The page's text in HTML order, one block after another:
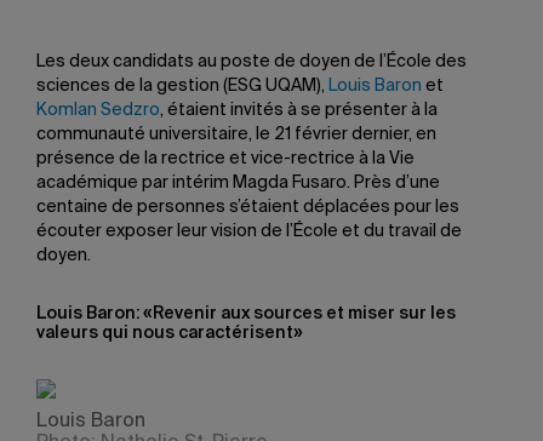
Les deux candidats au poste de doyen de l’École des
sciences de la gestion (ESG UQAM), Louis Baron et
Komlan Sedzro, étaient invités à se présenter à la
communauté universitaire, le 21 février dernier, en
présence de la rectrice et vice-rectrice à la Vie
académique par intérim Magda Fusaro. Près d’une
centaine de personnes s’étaient déplacées pour les
écouter exposer leur vision de l’École et du travail de
doyen.
Louis Baron: «Revenir aux sources et miser sur les
valeurs qui nous caractérisent»
Louis Baron